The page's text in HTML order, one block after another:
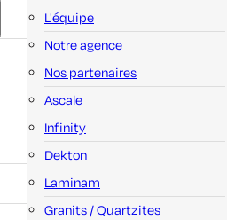
L'équipe
Notre agence
Nos partenaires
Ascale
Infinity
Dekton
Laminam
Granits / Quartzites